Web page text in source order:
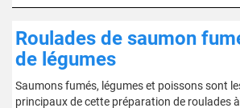
Roulades de saumon
de légumes
Saumons fumés, légumes et poissons sont
principaux de cette préparation de roulades